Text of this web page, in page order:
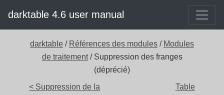
darktable 4.6 user manual
darktable / Références des modules / Modules
de traitement/ Suppression des franges
(déprécié)
< Suppression de la
Table